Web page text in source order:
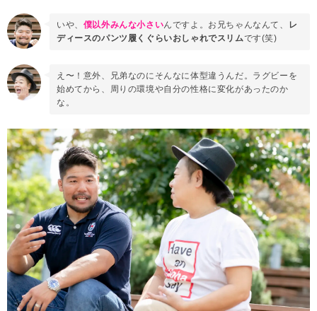
いや、 僕以外みんな小さいんですよ。お兄ちゃんなんて、
レ
ディースのパンツ履くぐらいおしゃれでスリムです(笑)
え〜！意外、兄弟なのにそんなに体型違うんだ。ラグビーを
始めてから、周りの環境や自分の性格に変化があったのか
な。